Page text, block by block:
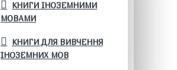
КНИГИ ІНОЗЕМНИМИ
МОВАМИ
КНИГИ ДЛЯ ВИВЧЕННЯ
ІНОЗЕМНИХ МОВ